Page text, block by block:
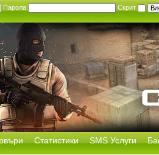
Парола: Скрит
Статистики SMS Услуги